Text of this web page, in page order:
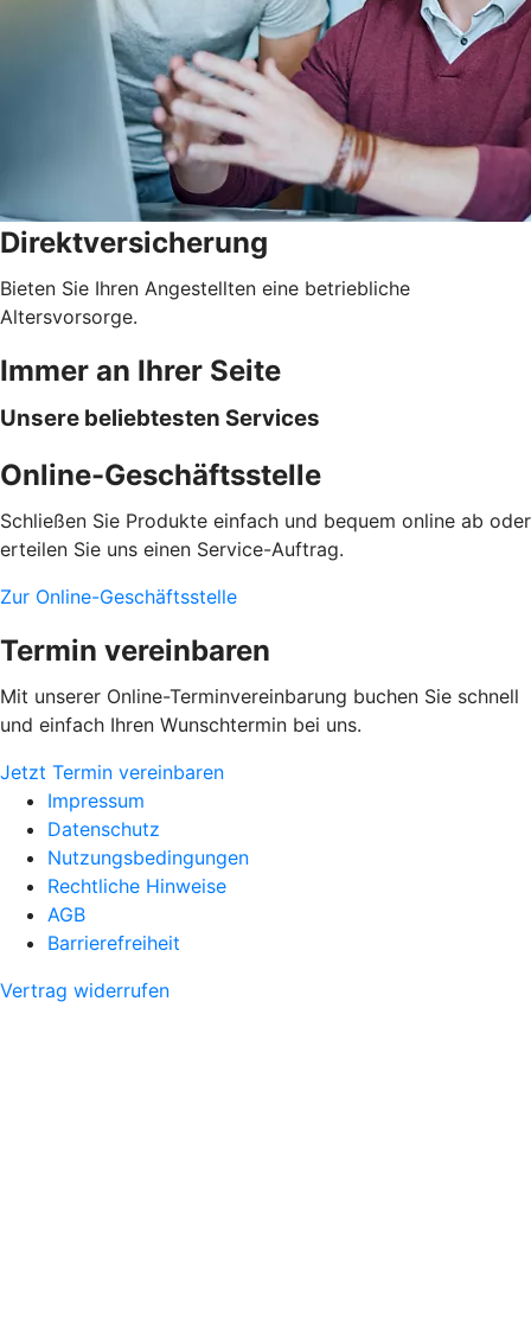
Direktversicherung
Bieten Sie Ihren Angestellten eine betriebliche
Altersvorsorge.
Immer an Ihrer Seite
Unsere beliebtesten Services
Online-Geschäftsstelle
Schließen Sie Produkte einfach und bequem online ab oder
erteilen Sie uns einen Service-Auftrag.
Zur Online-Geschäftsstelle
Termin vereinbaren
Mit unserer Online-Terminvereinbarung buchen Sie schnell
und einfach Ihren Wunschtermin bei uns.
Jetzt Termin vereinbaren
Impressum
Datenschutz
Nutzungsbedingungen
Rechtliche Hinweise
AGB
Barrierefreiheit
Vertrag widerrufen